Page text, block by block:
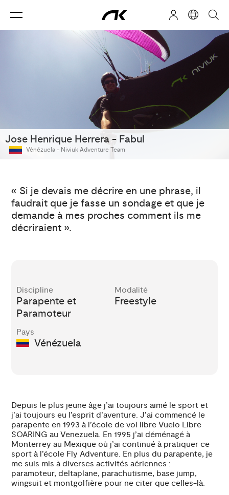
Jose Henrique Herrera - Fabul
Vénézuela - Niviuk Adventure Team
« Si je devais me décrire en une phrase, il
faudrait que je fasse un sondage et que je
demande à mes proches comment ils me
décriraient ».
Discipline
Parapente et
Paramoteur
Modalité
Freestyle
Pays
Vénézuela
Depuis le plus jeune âge j’ai toujours aimé le sport et
j’ai toujours eu l’esprit d’aventure. J’ai commencé le
parapente en 1993 à l’école de vol libre Vuelo Libre
SOARING au Venezuela. En 1995 j’ai déménagé à
Monterrey au Mexique où j’ai continué à pratiquer ce
sport à l’école Fly Adventure. En plus du parapente, je
me suis mis à diverses activités aériennes :
paramoteur, deltaplane, parachutisme, base jump,
wingsuit et montgolfière pour ne citer que celles-là.